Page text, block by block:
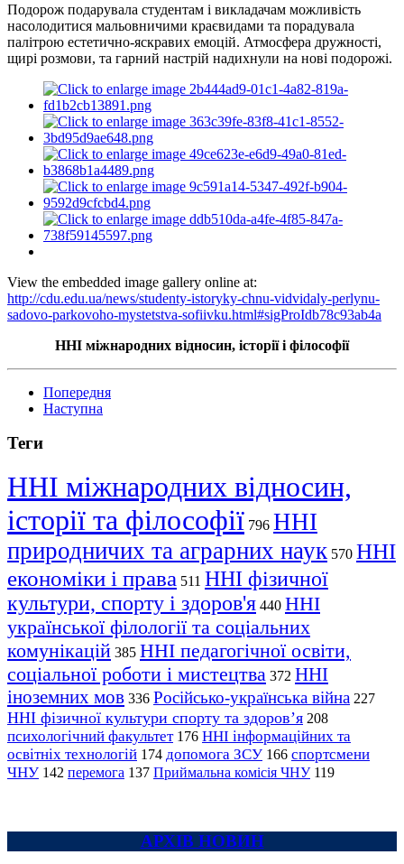
Подорож подарувала студентам і викладачам можливість
насолодитися мальовничими краєвидами та порадувала
палітрою естетично-яскравих емоцій. Атмосфера дружності,
щирі розмови, та гарний настрій надихнули на нові подорожі.
View the embedded image gallery online at:
http://cdu.edu.ua/news/studenty-istoryky-chnu-vidvidaly-perlynu-
sadovo-parkovoho-mystetstva-sofiivku.html#sigProIdb78c93ab4a
ННІ міжнародних відносин, історіїі філософії
Попередня
Наступна
Теги
ННІ міжнародних відносин,
історії та філософії 796 ННІ
природничих та аграрних наук 570 ННІ
економіки і права 511 ННІ фізичної
культури, спорту і здоров'я 440 ННІ
української філології та соціальних
комунікацій 385 ННІ педагогічної освіти,
соціальної роботи і мистецтва 372 ННІ
іноземних мов 336 Російсько-українська війна 227
ННІ фізичної культури спорту та здоров’я 208
психологічний факультет 176 ННІ інформаційних та
освітніх технологій 174 допомога ЗСУ 166 спортсмени
ЧНУ 142 перемога 137 Приймальна комісія ЧНУ 119
АРХІВ НОВИН